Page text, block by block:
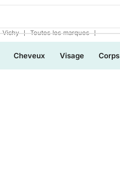
Vichy ❘ Toutes les marques ❘
Cheveux Visage Corps